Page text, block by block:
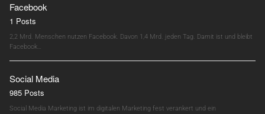
Facebook
1 Posts
2,2 Mrd. Menschen nutzen Facebook. Davon 1,4 Mrd. jeden Tag. Damit ist und bleibt
Facebook…
Social Media
985 Posts
Social Media Marketing ist im digitalen Marketing fest verankert und ein